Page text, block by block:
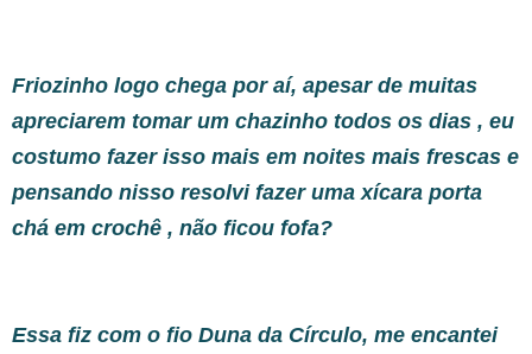
Friozinho logo chega por aí, apesar de muitas
apreciarem tomar um chazinho todos os dias , eu
costumo fazer isso mais em noites mais frescas e
pensando nisso resolvi fazer uma xícara porta
chá em crochê , não ficou fofa?
Essa fiz com o fio Duna da Círculo, me encantei